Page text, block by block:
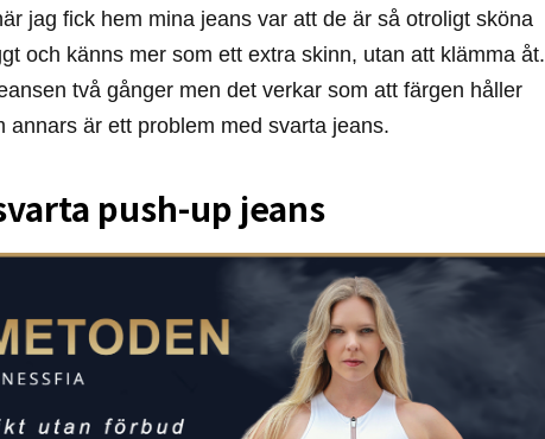
jag fick hem mina jeans var att de är så otroligt sköna
och känns mer som ett extra skinn, utan att klämma åt.
två gånger men det verkar som att färgen håller
annars är ett problem med svarta jeans.
push-up jeans